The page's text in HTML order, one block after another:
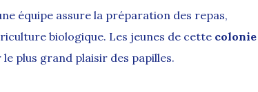
équipe assure la préparation des repas,
biologique. Les jeunes de cette colonie
plus grand plaisir des papilles.